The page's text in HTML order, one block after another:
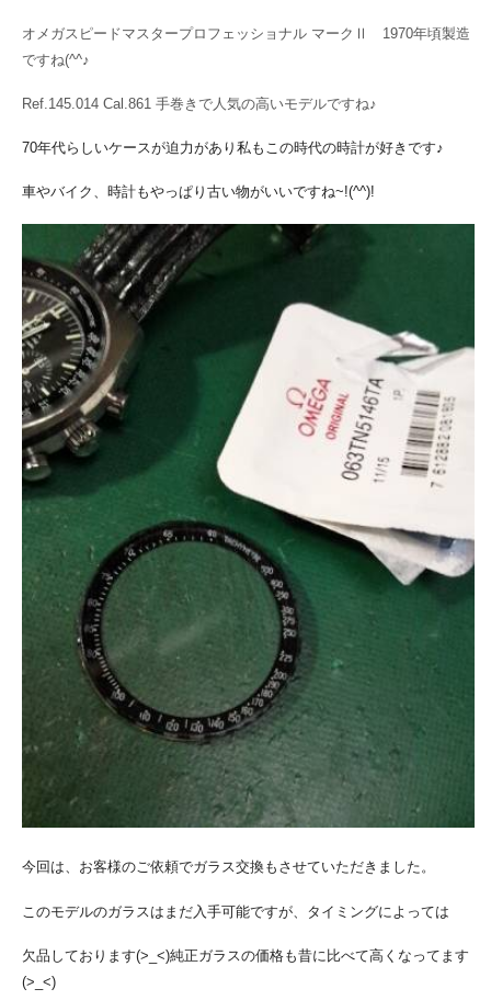
オメガスピードマスタープロフェッショナル マークⅡ 1970年頃製造
ですね(^^♪
Ref.145.014 Cal.861 手巻きで人気の高いモデルですね♪
70年代らしいケースが迫力があり私もこの時代の時計が好きです♪
車やバイク、時計もやっぱり古い物がいいですね~!(^^)!
今回は、お客様のご依頼でガラス交換もさせていただきました。
このモデルのガラスはまだ入手可能ですが、タイミングによっては
欠品しております(>_<)純正ガラスの価格も昔に比べて高くなってます
(>_<)